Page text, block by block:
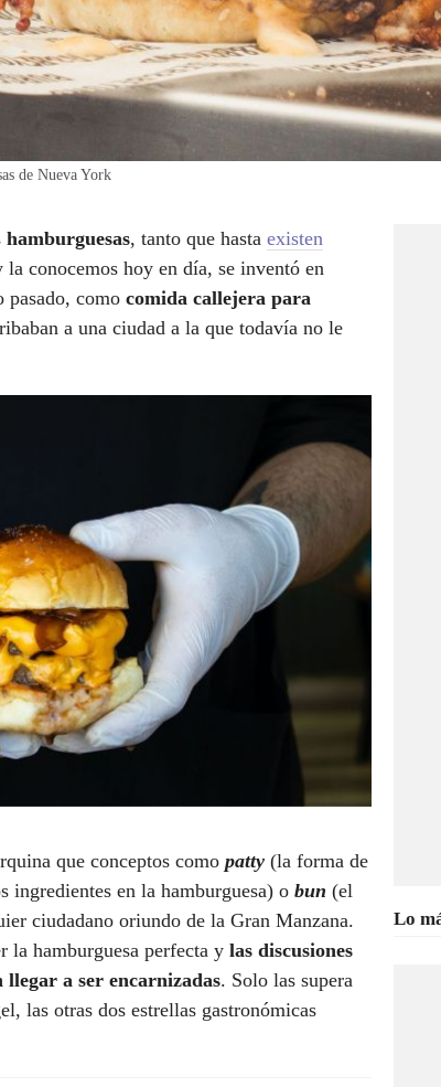
de Nueva York
hamburguesas, tanto que hasta existen
conocemos hoy en día, se inventó en
pasado, como comida callejera para
a una ciudad a la que todavía no le
que conceptos como patty (la forma de
ingredientes en la hamburguesa) o bun (el
ciudadano oriundo de la Gran Manzana.
la hamburguesa perfecta y las discusiones
a ser encarnizadas. Solo las supera
las otras dos estrellas gastronómicas
Lo